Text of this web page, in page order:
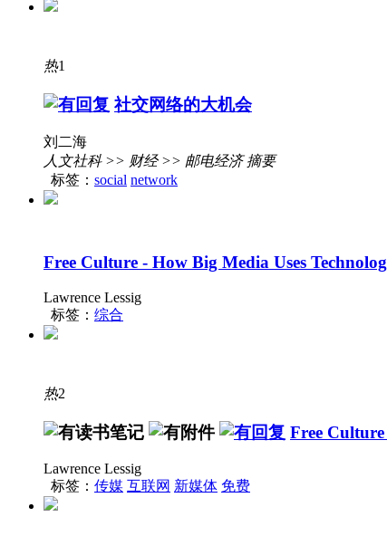
热1
社交网络的大机会
刘二海
人文社科 >> 财经 >> 邮电经济 摘要
标签： social network
Free Culture - How Big Media Uses
Lawrence Lessig
标签： 综合
热2
Free
Lawrence Lessig
标签： 传媒 互联网 新媒体 免费